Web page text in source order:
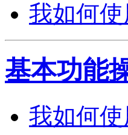
我如何
基本功能
我如何